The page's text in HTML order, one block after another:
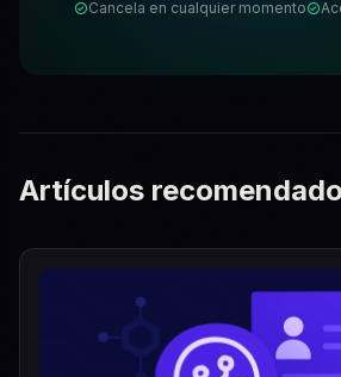
Cancela en cualquier momento
Artículos